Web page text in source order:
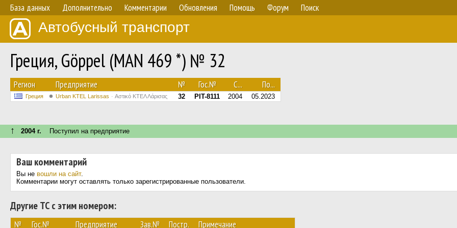
База данных Дополнительно Комментарии Обновления Помощь Форум Поиск
Автобусный транспорт
Греция, Göppel (MAN 469 *) № 32
Регион Предприятие № Гос.№ С... По...
Греция Urban KTEL Larissas Αστικό ΚΤΕΛ Λάρισας 32 PIT-8111 2004 05.2023
↑ 2004 г. Поступил на предприятие
Ваш комментарий
Вы не вошли на сайт.
Комментарии могут оставлять только зарегистрированные пользователи.
Другие ТС с этим номером:
№ Гос.№ Предприятие Зав.№ Постр. Примечание